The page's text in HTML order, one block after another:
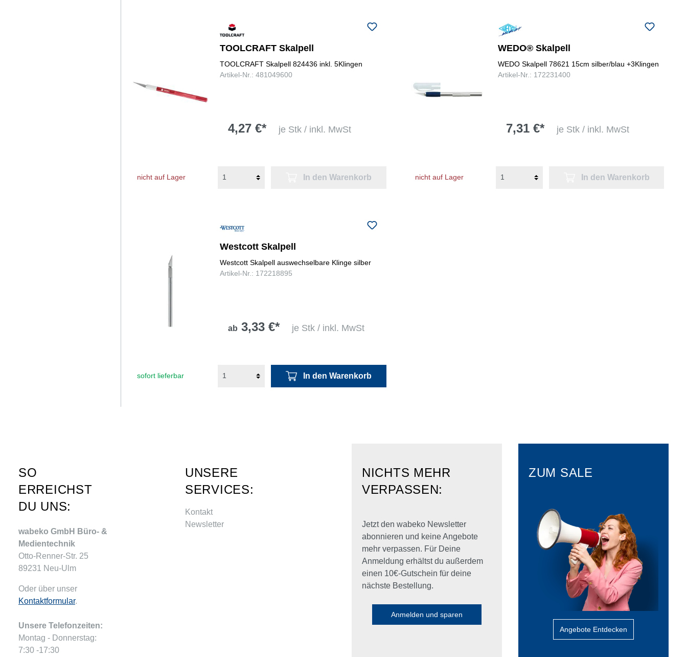
TOOLCRAFT Skalpell
TOOLCRAFT Skalpell 824436 inkl. 5Klingen
Artikel-Nr.: 481049600
4,27 €* je Stk / inkl. MwSt
nicht auf Lager In den Warenkorb
WEDO® Skalpell
WEDO Skalpell 78621 15cm silber/blau +3Klingen
Artikel-Nr.: 172231400
7,31 €* je Stk / inkl. MwSt
nicht auf Lager In den Warenkorb
Westcott Skalpell
Westcott Skalpell auswechselbare Klinge silber
Artikel-Nr.: 172218895
ab 3,33 €* je Stk / inkl. MwSt
sofort lieferbar In den Warenkorb
SO
ERREICHST
DU UNS:
wabeko GmbH Büro- &
Medientechnik
Otto-Renner-Str. 25
89231 Neu-Ulm
Oder über unser
Kontaktformular.
Unsere Telefonzeiten:
Montag - Donnerstag:
7:30 -17:30
UNSERE
SERVICES:
Kontakt
Newsletter
NICHTS MEHR
VERPASSEN:
Jetzt den wabeko Newsletter
abonnieren und keine Angebote
mehr verpassen. Für Deine
Anmeldung erhältst du außerdem
einen 10€-Gutschein für deine
nächste Bestellung.
Anmelden und sparen
ZUM SALE
Angebote Entdecken